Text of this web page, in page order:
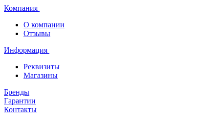
Компания
О компании
Отзывы
Информация
Реквизиты
Магазины
Бренды
Гарантии
Контакты